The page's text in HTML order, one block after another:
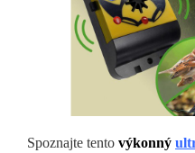
Spoznajte tento výkonný